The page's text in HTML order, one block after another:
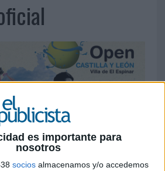
es importante para
nosotros
socios almacenamos y/o accedemos